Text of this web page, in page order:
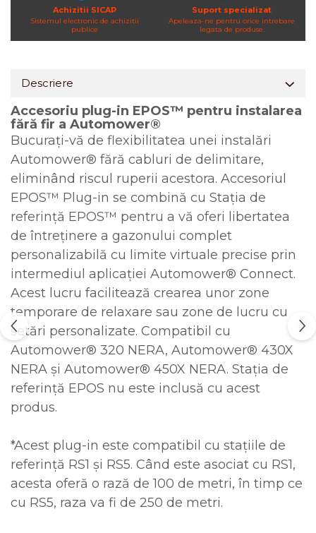
Achizitii SICAP
Sistemul electronic de achizitii
publice
Suport specializat
Apeleaza-ne pentru orice intrebare
legata de produse.
Descriere
Accesoriu plug-in EPOS™ pentru instalarea
fără fir a Automower®
Bucurați-vă de flexibilitatea unei instalări
Automower® fără cabluri de delimitare,
eliminând riscul ruperii acestora. Accesoriul
EPOS™ Plug-in se combină cu Stația de
referință EPOS™ pentru a vă oferi libertatea
de întreținere a gazonului complet
personalizabilă cu limite virtuale precise prin
intermediul aplicației Automower® Connect.
Acest lucru facilitează crearea unor zone
temporare de relaxare sau zone de lucru cu
setări personalizate. Compatibil cu
Automower® 320 NERA, Automower® 430X
NERA și Automower® 450X NERA. Stația de
referință EPOS nu este inclusă cu acest
produs.
*Acest plug-in este compatibil cu stațiile de
referință RS1 și RS5. Când este asociat cu RS1,
acesta oferă o rază de 100 de metri, în timp ce
cu RS5, raza va fi de 250 de metri.